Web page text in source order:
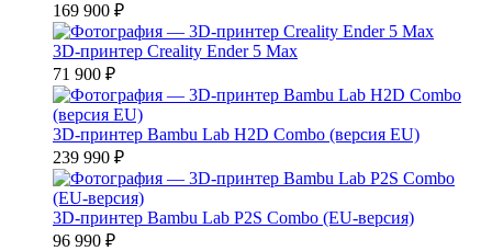
169 900 ₽
3D-принтер Creality Ender 5 Max
71 900 ₽
3D-принтер Bambu Lab H2D Combo (версия EU)
239 990 ₽
3D-принтер Bambu Lab P2S Combo (EU-версия)
96 990 ₽